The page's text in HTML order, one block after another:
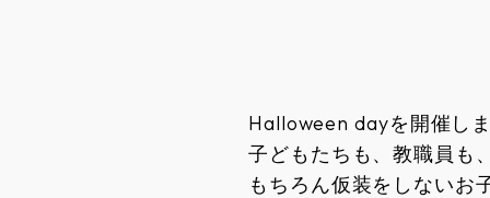
Halloween dayを開催し
子どもたちも、教職員も
もちろん仮装をしない